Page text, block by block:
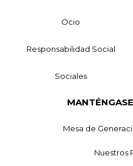
Ocio
Responsabilidad Social
Sociales
Mesa de
Nuestros